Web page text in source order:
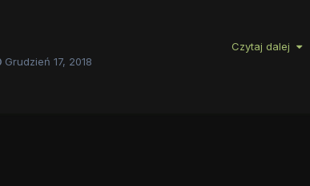
Czytaj dalej
Grudzień 17, 2018